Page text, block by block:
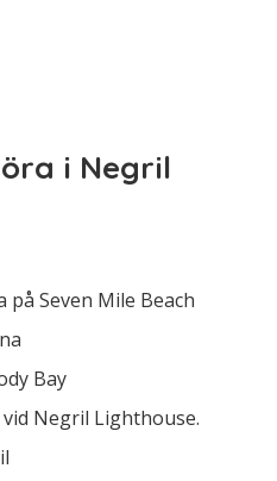
i Negril
Seven Mile Beach
Bay
Negril Lighthouse.